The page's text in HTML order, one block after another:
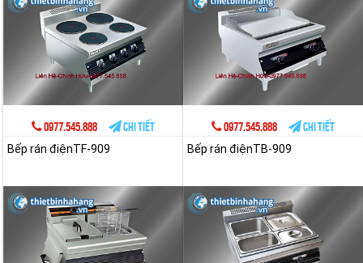
0977.545.888 Chi tiết 0977.545.888
Chi tiết
Bếp rán điệnTF-909
Bếp rán điệnTB-909